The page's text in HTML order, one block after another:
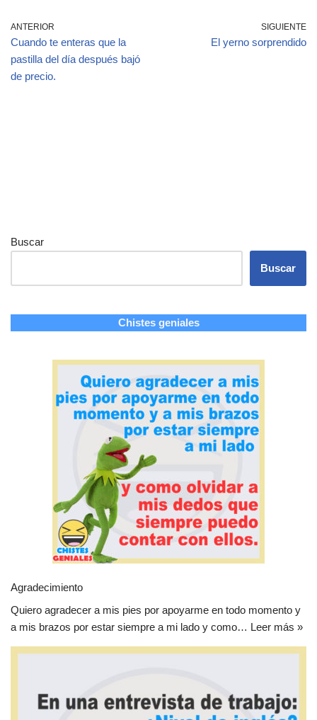
ANTERIOR
Cuando te enteras que la
pastilla del día después bajó
de precio.
SIGUIENTE
El yerno sorprendido
Buscar
Buscar
Chistes geniales
Agradecimiento
Quiero agradecer a mis pies por apoyarme en todo momento y
a mis brazos por estar siempre a mi lado y como… Leer más »